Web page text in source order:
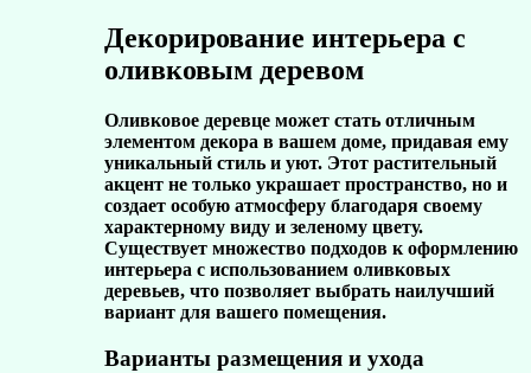
Декорирование интерьера с
оливковым деревом
Оливковое деревце может стать отличным
элементом декора в вашем доме, придавая ему
уникальный стиль и уют. Этот растительный
акцент не только украшает пространство, но и
создает особую атмосферу благодаря своему
характерному виду и зеленому цвету.
Существует множество подходов к оформлению
интерьера с использованием оливковых
деревьев, что позволяет выбрать наилучший
вариант для вашего помещения.
Варианты размещения и ухода